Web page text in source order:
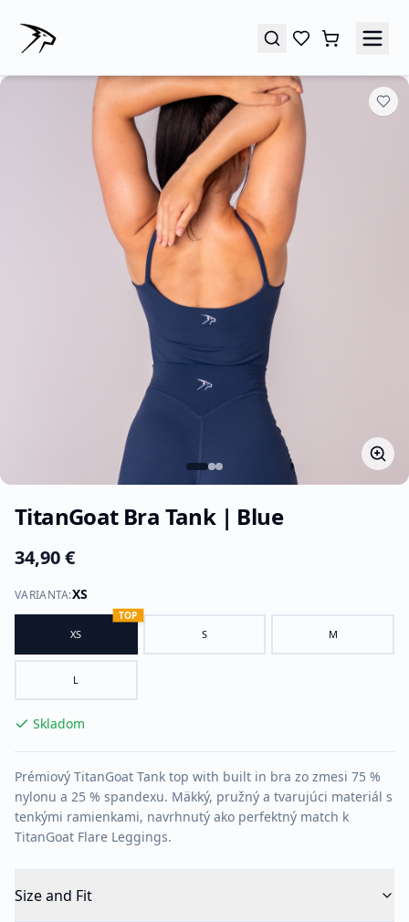
TitanGoat Bra Tank | Blue
34,90 €
VARIANTA:XS
XS
TOP
S M
L
Skladom
Prémiový TitanGoat Tank top with built in bra zo zmesi 75 %
nylonu a 25 % spandexu. Mäkký, pružný a tvarujúci materiál s
tenkými ramienkami, navrhnutý ako perfektný match k
TitanGoat Flare Leggings.
Size and Fit